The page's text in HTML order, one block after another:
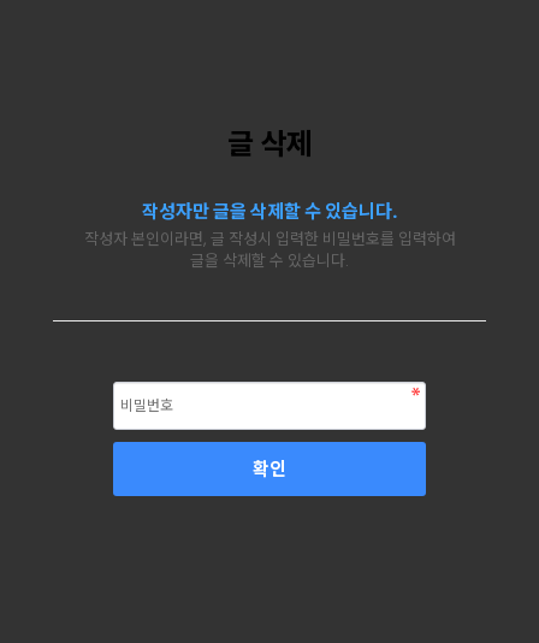
글 삭제
작성자만 글을 삭제할 수 있습니다.
작성자 본인이라면, 글 작성시 입력한 비밀번호를 입력하여
글을 삭제할 수 있습니다.